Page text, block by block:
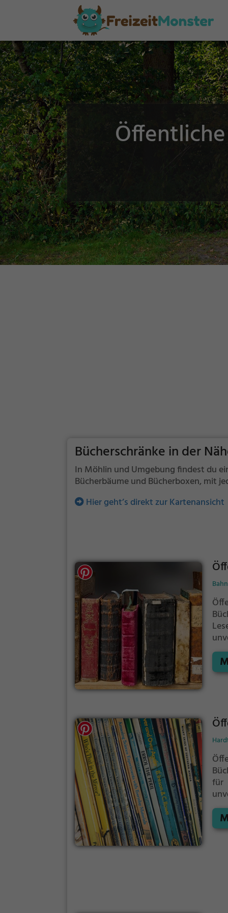
Bücherschränke in der
In Möhlin und Umgebung findest du
Bücherbäume und Bücherboxen, mit
Hier geht’s direkt zur Kartenansicht
für